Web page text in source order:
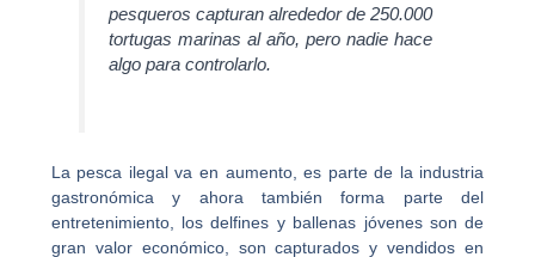
pesqueros capturan alrededor de 250.000
tortugas marinas al año, pero nadie hace
algo para controlarlo.
La pesca ilegal va en aumento, es parte de la industria
gastronómica y ahora también forma parte del
entretenimiento, los delfines y ballenas jóvenes son de
gran valor económico, son capturados y vendidos en